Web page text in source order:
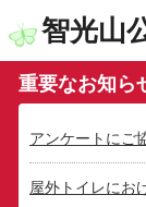
智光山
重要なお知ら
アンケートにご
屋外トイレにお